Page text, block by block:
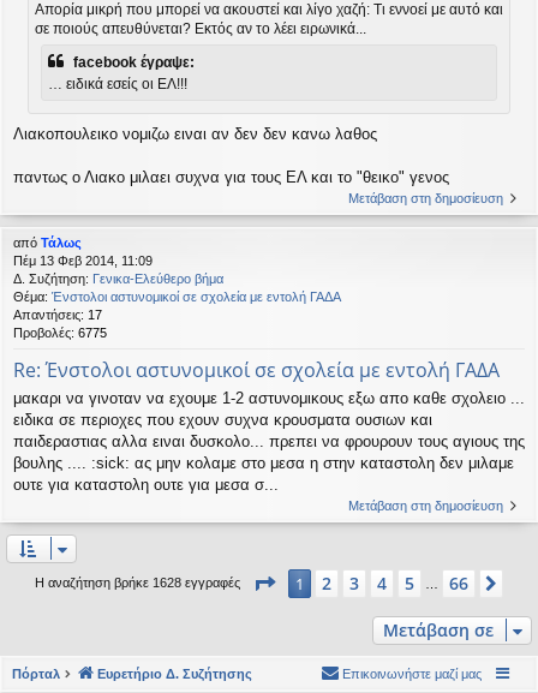
Απορία μικρή που μπορεί να ακουστεί και λίγο χαζή: Τι εννοεί με αυτό και
σε ποιούς απευθύνεται? Εκτός αν το λέει ειρωνικά...
facebook έγραψε:
… ειδικά εσείς οι ΕΛ!!!
Λιακοπουλεικο νομιζω ειναι αν δεν δεν κανω λαθος
παντως ο Λιακο μιλαει συχνα για τους ΕΛ και το "θεικο" γενος
Μετάβαση στη δημοσίευση
από Τάλως
Πέμ 13 Φεβ 2014, 11:09
Δ. Συζήτηση: Γενικα-Ελεύθερο βήμα
Θέμα: Ένστολοι αστυνομικοί σε σχολεία με εντολή ΓΑΔΑ
Απαντήσεις: 17
Προβολές: 6775
Re: Ένστολοι αστυνομικοί σε σχολεία με εντολή ΓΑΔΑ
μακαρι να γινοταν να εχουμε 1-2 αστυνομικους εξω απο καθε σχολειο ...
ειδικα σε περιοχες που εχουν συχνα κρουσματα ουσιων και
παιδεραστιας αλλα ειναι δυσκολο... πρεπει να φρουρουν τους αγιους της
βουλης .... :sick: ας μην κολαμε στο μεσα η στην καταστολη δεν μιλαμε
ουτε για καταστολη ουτε για μεσα σ...
Μετάβαση στη δημοσίευση
Η αναζήτηση βρήκε 1628 εγγραφές Σελίδα από 66
1 2 3 4 5 66
Μετάβαση σε
Πόρταλ Ευρετήριο Δ. Συζήτησης Επικοινωνήστε μαζί μας